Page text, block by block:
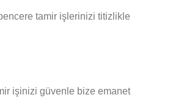
tamir işlerinizi titizlikle
işinizi güvenle bize emanet